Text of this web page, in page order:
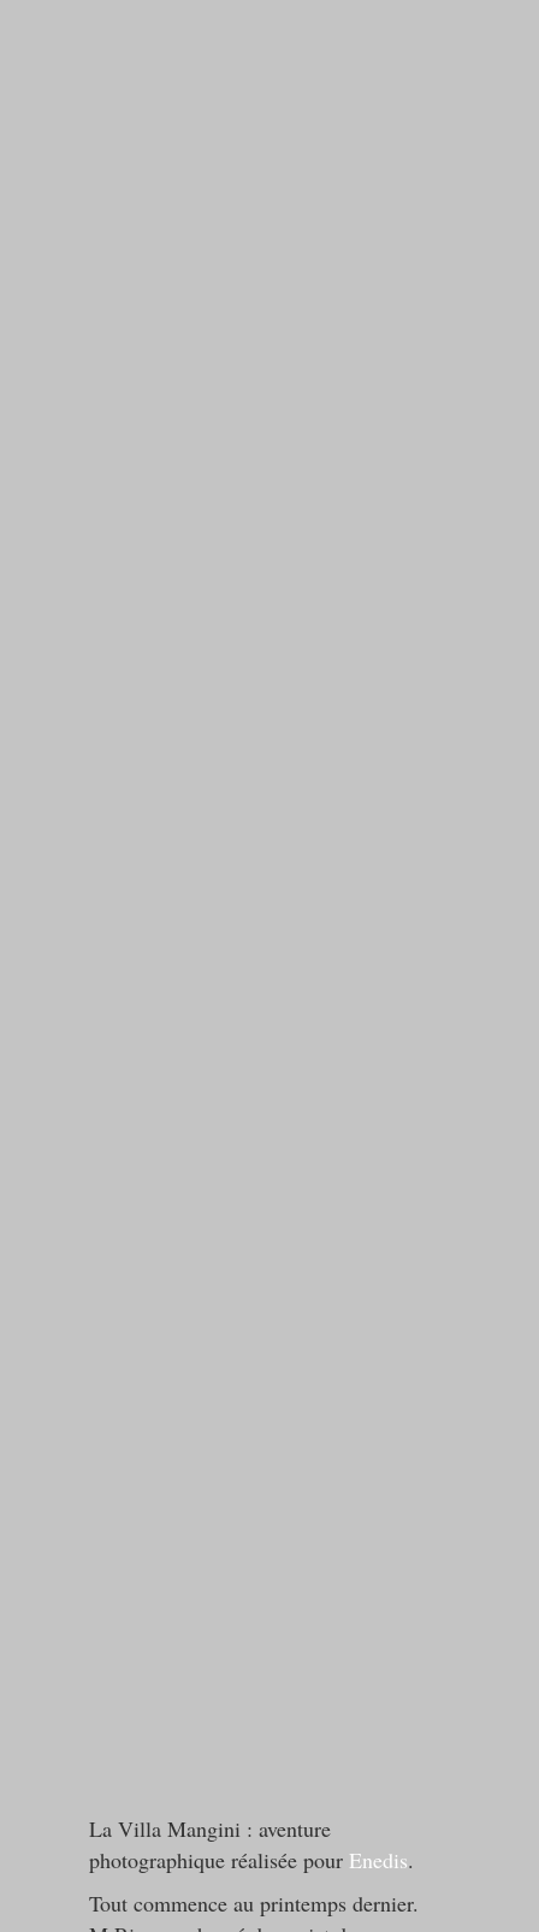
La Villa Mangini : aventure
photographique réalisée pour Enedis.
Tout commence au printemps dernier.